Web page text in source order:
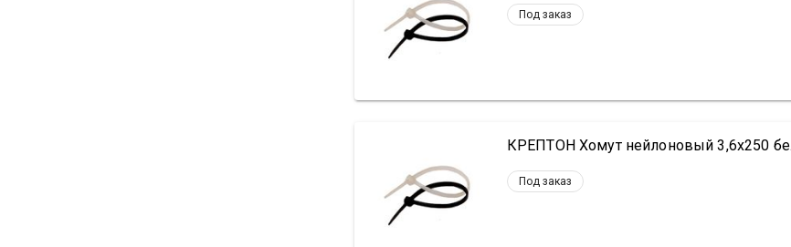
Под заказ
КРЕПТОН Хомут нейлоновый 3,6х250
Под заказ